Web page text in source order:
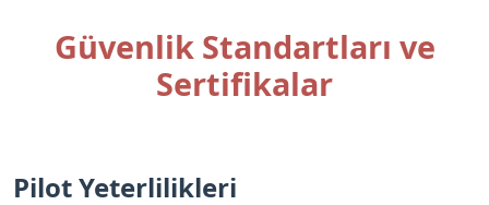
Güvenlik Standartları ve
Sertifikalar
Pilot Yeterlilikleri